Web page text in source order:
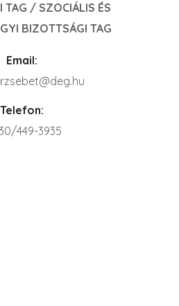
TAG / SZOCIÁLIS ÉS
BIZOTTSÁGI TAG
Email:
Telefon:
449-3935